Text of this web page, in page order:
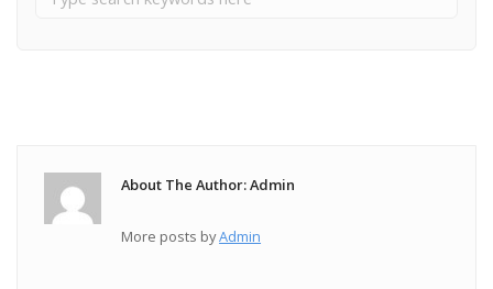
About The Author: Admin
More posts byAdmin